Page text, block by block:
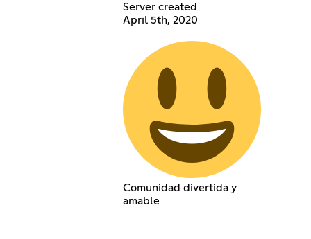
Server created
April 5th, 2020
Comunidad divertida y
amable